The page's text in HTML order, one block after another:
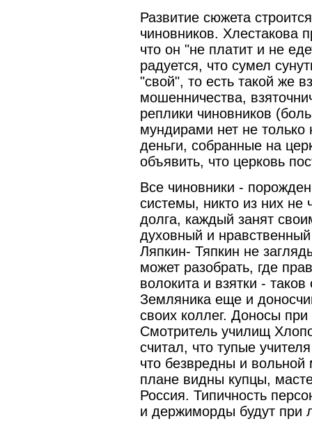
Развитие сюжета
чиновников. Хлестакова
что он "не платит и не
радуется, что сумел
"свой", то есть такой же
мошенничества,
реплики чиновников
мундирами нет не
деньги, собранные на
объявить, что церковь
Все чиновники -
системы, никто из них не
долга, каждый занят
духовный и
Ляпкин- Тяпкин не
может разобрать, где
волокита и взятки -
Земляника еще и
своих коллег. Доносы
Смотритель училищ
считал, что тупые
что безвредны и
плане видны купцы,
Россия. Типичность
и держиморды будут при